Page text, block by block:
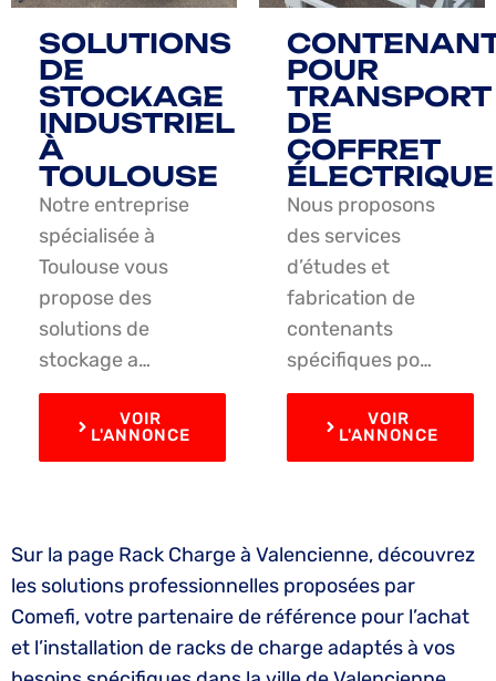
SOLUTIONS
DE
STOCKAGE
INDUSTRIEL
À
TOULOUSE
Notre entreprise
spécialisée à
Toulouse vous
propose des
solutions de
stockage a…
VOIR
L'ANNONCE
POUR
TRANSPORT
DE
COFFRET
ÉLECTRIQUE
Nous proposons
des services
d’études et
fabrication de
contenants
spécifiques po…
VOIR
L'ANNONCE
Sur la page Rack Charge à Valencienne, découvrez
les solutions professionnelles proposées par
Comefi, votre partenaire de référence pour l’achat
et l’installation de racks de charge adaptés à vos